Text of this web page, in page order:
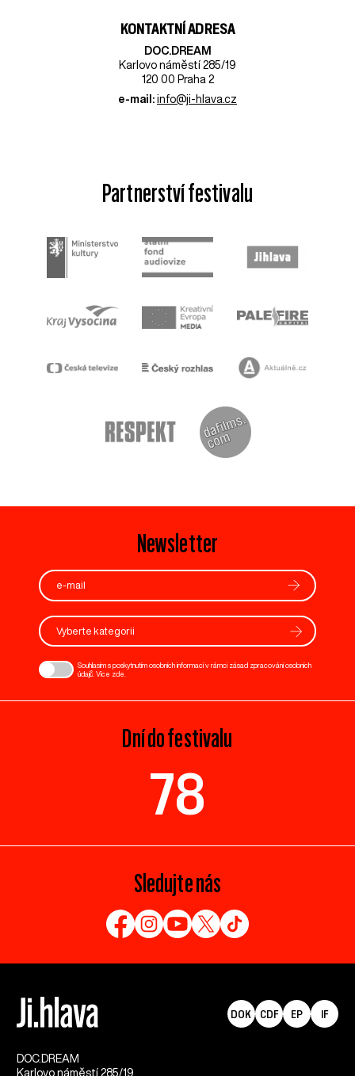
KONTAKTNÍ ADRESA
DOC.DREAM​
Karlovo náměstí 285/19
120 00 Praha 2
e-mail: info@ji-hlava.cz
Partnerství festivalu
Newsletter
Vyberte kategorii
Souhlasím s poskytnutím osobních informací v rámci zásad zpracování osobních
údajů. Více zde
Dní do festivalu
78
Sledujte nás
DOC.DREAM​
Karlovo náměstí 285/19
DOK CDF EP IF